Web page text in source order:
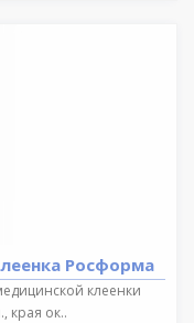
Росформа
клеенки
края ок..